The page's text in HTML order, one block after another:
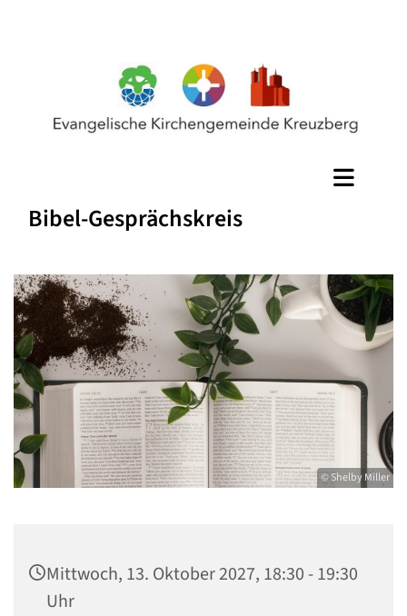
Bibel-Gesprächskreis
© Shelby Miller
Mittwoch, 13. Oktober 2027, 18:30 - 19:30
Uhr